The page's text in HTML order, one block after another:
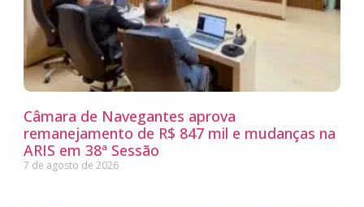
Câmara de Navegantes aprova
remanejamento de R$ 847 mil e mudanças na
ARIS em 38ª Sessão
7 de agosto de 2026